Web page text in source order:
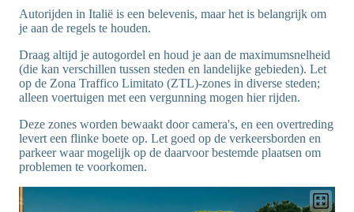
Autorijden in Italië is een belevenis, maar het is belangrijk om
je aan de regels te houden.
Draag altijd je autogordel en houd je aan de maximumsnelheid
(die kan verschillen tussen steden en landelijke gebieden). Let
op de Zona Traffico Limitato (ZTL)-zones in diverse steden;
alleen voertuigen met een vergunning mogen hier rijden.
Deze zones worden bewaakt door camera's, en een overtreding
levert een flinke boete op. Let goed op de verkeersborden en
parkeer waar mogelijk op de daarvoor bestemde plaatsen om
problemen te voorkomen.